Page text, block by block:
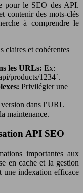
pour le SEO des API.
contenir des mots-clés
à comprendre le
claires et cohérentes
les URLs: Ex:
products/1234`.
Privilégier une
dans l’URL
maintenance.
API SEO
importantes aux
en cache et la gestion
une indexation efficace